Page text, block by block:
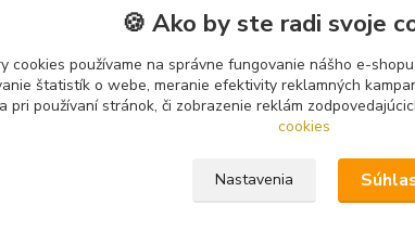
🍪 Ako by ste radi svoje
cookies používame na správne fungovanie nášho e-
štatistík o webe, meranie efektivity reklamných
pri používaní stránok, či zobrazenie reklám
cookies
Nastavenia